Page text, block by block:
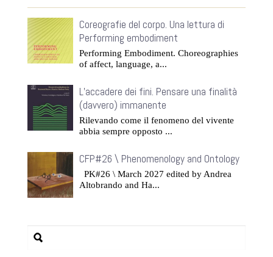
Coreografie del corpo. Una lettura di
Performing embodiment
Performing Embodiment. Choreographies
of affect, language, a...
L’accadere dei fini. Pensare una finalità
(davvero) immanente
Rilevando come il fenomeno del vivente
abbia sempre opposto ...
CFP#26 \ Phenomenology and Ontology
PK#26 \ March 2027 edited by Andrea
Altobrando and Ha...